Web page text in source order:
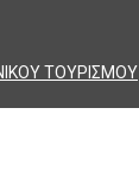
ΤΟΥΡΙΣΜΟΥ